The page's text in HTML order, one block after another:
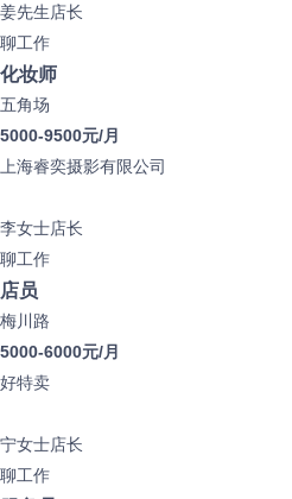
姜先生店长
聊工作
化妆师
五角场
5000-9500元/月
上海睿奕摄影有限公司
李女士店长
聊工作
店员
梅川路
5000-6000元/月
好特卖
宁女士店长
聊工作